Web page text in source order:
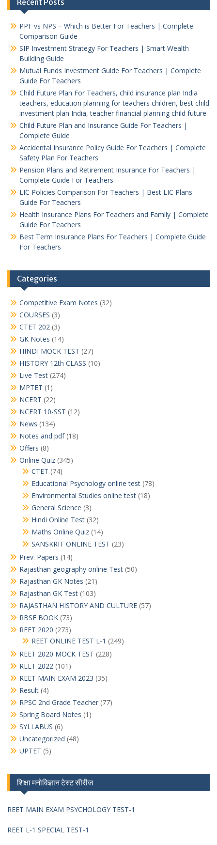
Recent Posts
PPF vs NPS – Which is Better For Teachers | Complete
Comparison Guide
SIP Investment Strategy For Teachers | Smart Wealth
Building Guide
Mutual Funds Investment Guide For Teachers | Complete
Guide For Teachers
Child Future Plan For Teachers, child insurance plan India
teachers, education planning for teachers children, best child
investment plan India, teacher financial planning child future
Child Future Plan and Insurance Guide For Teachers |
Complete Guide
Accidental Insurance Policy Guide For Teachers | Complete
Safety Plan For Teachers
Pension Plans and Retirement Insurance For Teachers |
Complete Guide For Teachers
LIC Policies Comparison For Teachers | Best LIC Plans
Guide For Teachers
Health Insurance Plans For Teachers and Family | Complete
Guide For Teachers
Best Term Insurance Plans For Teachers | Complete Guide
For Teachers
Categories
Competitive Exam Notes (32)
COURSES (3)
CTET 202 (3)
GK Notes (14)
HINDI MOCK TEST (27)
HISTORY 12th CLASS (10)
Live Test (274)
MPTET (1)
NCERT (22)
NCERT 10-SST (12)
News (134)
Notes and pdf(18)
Offers (8)
Online Quiz (345)
CTET (74)
Educational Psychology online test (78)
Environmental Studies online test (18)
General Science (3)
Hindi Online Test (32)
Maths Online Quiz (14)
SANSKRIT ONLINE TEST (23)
Prev. Papers (14)
Rajasthan geography online Test (50)
Rajasthan GK Notes (21)
Rajasthan GK Test (103)
RAJASTHAN HISTORY AND CULTURE (57)
RBSE BOOK (73)
REET 2020 (273)
REET ONLINE TEST L-1 (249)
REET 2020 MOCK TEST (228)
REET 2022 (101)
REET MAIN EXAM 2023 (35)
Result (4)
RPSC 2nd Grade Teacher (77)
Spring Board Notes (1)
SYLLABUS (6)
Uncategorized (48)
UPTET (5)
शिक्षा मनोविज्ञान टेस्ट सीरीज
REET MAIN EXAM PSYCHOLOGY TEST-1
REET L-1 SPECIAL TEST-1